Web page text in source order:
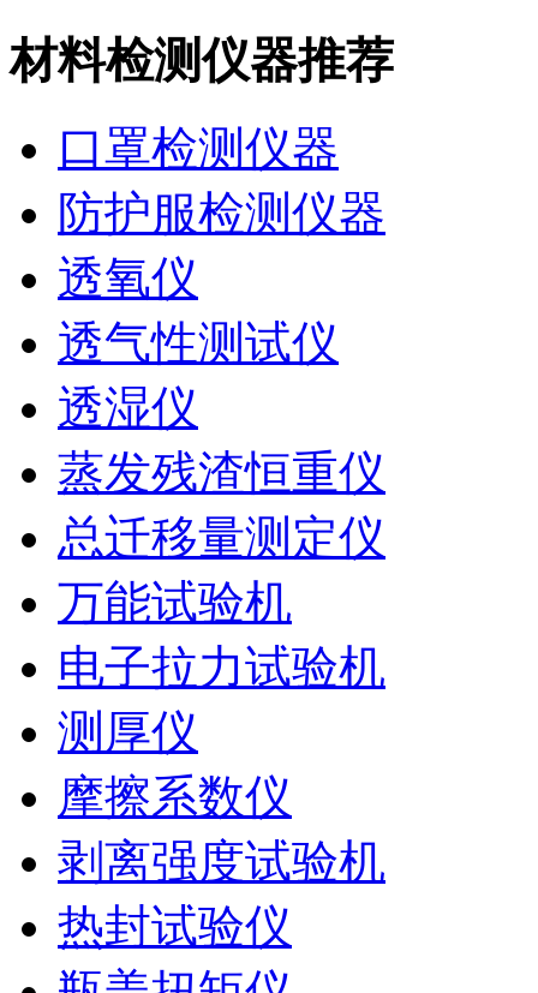
材料检测仪器推荐
口罩检测仪器
防护服检测仪器
透氧仪
透气性测试仪
透湿仪
蒸发残渣恒重仪
总迁移量测定仪
万能试验机
电子拉力试验机
测厚仪
摩擦系数仪
剥离强度试验机
热封试验仪